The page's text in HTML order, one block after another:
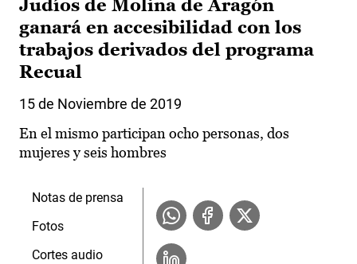
Judíos de Molina de Aragón
ganará en accesibilidad con los
trabajos derivados del programa
Recual
15 de Noviembre de 2019
En el mismo participan ocho personas, dos
mujeres y seis hombres
Notas de prensa
Fotos
Cortes audio